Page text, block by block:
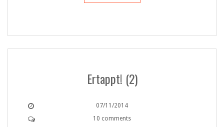
Ertappt! (2)
07/11/2014
10 comments